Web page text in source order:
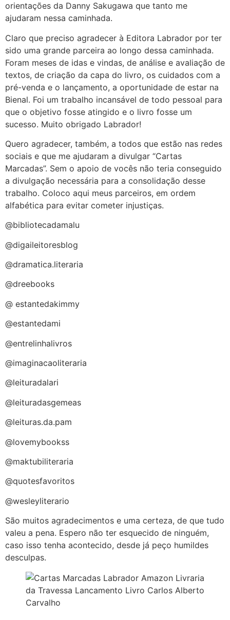
orientações da Danny Sakugawa que tanto me
ajudaram nessa caminhada.
Claro que preciso agradecer à Editora Labrador por ter
sido uma grande parceira ao longo dessa caminhada.
Foram meses de idas e vindas, de análise e avaliação de
textos, de criação da capa do livro, os cuidados com a
pré-venda e o lançamento, a oportunidade de estar na
Bienal. Foi um trabalho incansável de todo pessoal para
que o objetivo fosse atingido e o livro fosse um
sucesso. Muito obrigado Labrador!
Quero agradecer, também, a todos que estão nas redes
sociais e que me ajudaram a divulgar “Cartas
Marcadas”. Sem o apoio de vocês não teria conseguido
a divulgação necessária para a consolidação desse
trabalho. Coloco aqui meus parceiros, em ordem
alfabética para evitar cometer injustiças.
@bibliotecadamalu
@digaileitoresblog
@dramatica.literaria
@dreebooks
@ estantedakimmy
@estantedami
@entrelinhalivros
@imaginacaoliteraria
@leituradalari
@leituradasgemeas
@leituras.da.pam
@lovemybookss
@maktubiliteraria
@quotesfavoritos
@wesleyliterario
São muitos agradecimentos e uma certeza, de que tudo
valeu a pena. Espero não ter esquecido de ninguém,
caso isso tenha acontecido, desde já peço humildes
desculpas.